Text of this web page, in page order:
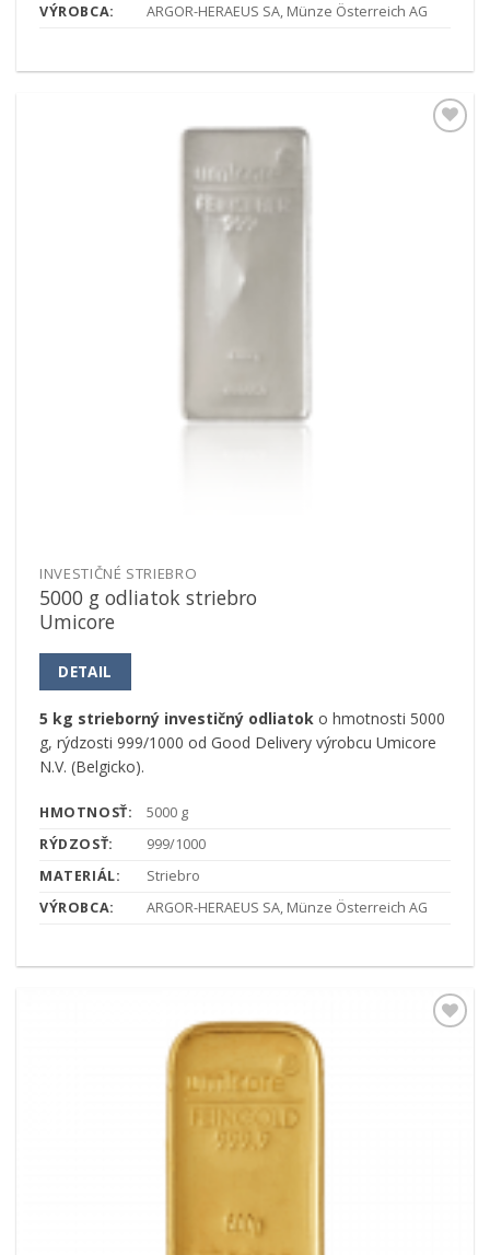
VÝROBCA: ARGOR-HERAEUS SA, Münze Österreich AG
INVESTIČNÉ STRIEBRO
5000 g odliatok striebro
Umicore
DETAIL
5 kg strieborný investičný odliatoko hmotnosti 5000
g, rýdzosti 999/1000 od Good Delivery výrobcu Umicore
N.V. (Belgicko).
HMOTNOSŤ:
5000 g
RÝDZOSŤ:
999/1000
MATERIÁL:
Striebro
VÝROBCA:
ARGOR-HERAEUS SA, Münze Österreich AG